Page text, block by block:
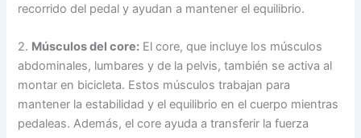
recorrido del pedal y ayudan a mantener el equilibrio.
2. Músculos del core: El core, que incluye los músculos
abdominales, lumbares y de la pelvis, también se activa al
montar en bicicleta. Estos músculos trabajan para
mantener la estabilidad y el equilibrio en el cuerpo mientras
pedaleas. Además, el core ayuda a transferir la fuerza